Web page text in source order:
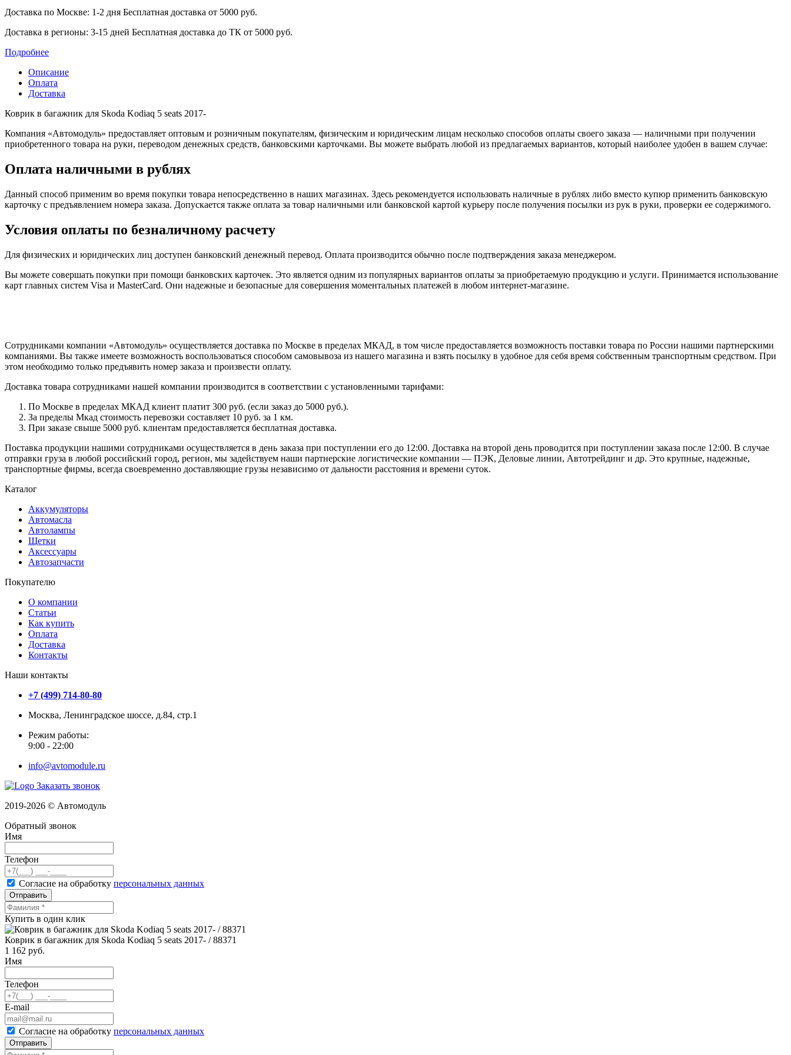
Доставка по Москве: 1-2 дня Бесплатная доставка от 5000 руб.
Доставка в регионы: 3-15 дней Бесплатная доставка до ТК от 5000 руб.
Подробнее
Описание
Оплата
Доставка
Коврик в багажник для Skoda Kodiaq 5 seats 2017-
Компания «Автомодуль» предоставляет оптовым и розничным покупателям, физическим и юридическим лицам несколько способов оплаты своего заказа — наличными при получении
приобретенного товара на руки, переводом денежных средств, банковскими карточками. Вы можете выбрать любой из предлагаемых вариантов, который наиболее удобен в вашем случае:
Оплата наличными в рублях
Данный способ применим во время покупки товара непосредственно в наших магазинах. Здесь рекомендуется использовать наличные в рублях либо вместо купюр применить банковскую
карточку с предъявлением номера заказа. Допускается также оплата за товар наличными или банковской картой курьеру после получения посылки из рук в руки, проверки ее содержимого.
Условия оплаты по безналичному расчету
Для физических и юридических лиц доступен банковский денежный перевод. Оплата производится обычно после подтверждения заказа менеджером.
Вы можете совершать покупки при помощи банковских карточек. Это является одним из популярных вариантов оплаты за приобретаемую продукцию и услуги. Принимается использование
карт главных систем Visa и MasterCard. Они надежные и безопасные для совершения моментальных платежей в любом интернет-магазине.
Сотрудниками компании «Автомодуль» осуществляется доставка по Москве в пределах МКАД, в том числе предоставляется возможность поставки товара по России нашими партнерскими
компаниями. Вы также имеете возможность воспользоваться способом самовывоза из нашего магазина и взять посылку в удобное для себя время собственным транспортным средством. При
этом необходимо только предъявить номер заказа и произвести оплату.
Доставка товара сотрудниками нашей компании производится в соответствии с установленными тарифами:
По Москве в пределах МКАД клиент платит 300 руб. (если заказ до 5000 руб.).
За пределы Мкад стоимость перевозки составляет 10 руб. за 1 км.
При заказе свыше 5000 руб. клиентам предоставляется бесплатная доставка.
Поставка продукции нашими сотрудниками осуществляется в день заказа при поступлении его до 12:00. Доставка на второй день проводится при поступлении заказа после 12:00. В случае
отправки груза в любой российский город, регион, мы задействуем наши партнерские логистические компании — ПЭК, Деловые линии, Автотрейдинг и др. Это крупные, надежные,
транспортные фирмы, всегда своевременно доставляющие грузы независимо от дальности расстояния и времени суток.
Каталог
Аккумуляторы
Автомасла
Автолампы
Щетки
Аксессуары
Автозапчасти
Покупателю
О компании
Статьи
Как купить
Оплата
Доставка
Контакты
Наши контакты
+7 (499) 714-80-80
Москва, Ленинградское шоссе, д.84, стр.1
Режим работы:
9:00 - 22:00
info@avtomodule.ru
Заказать звонок
2019-2026 © Автомодуль
Обратный звонок
Имя
Телефон
Согласие на обработку персональных данных
Отправить
Купить в один клик
Коврик в багажник для Skoda Kodiaq 5 seats 2017- / 88371
1 162 руб.
Имя
Телефон
E-mail
Согласие на обработку персональных данных
Отправить